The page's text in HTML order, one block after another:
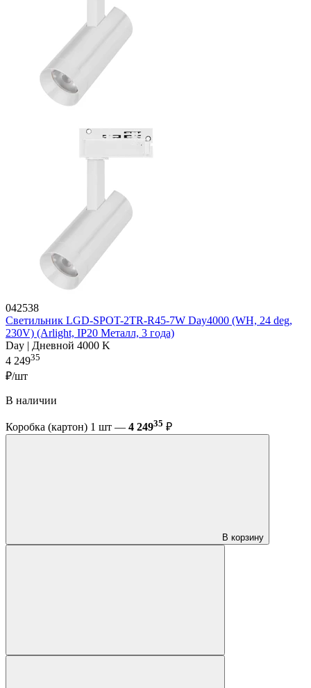
042538
Светильник LGD-SPOT-2TR-R45-7W Day4000 (WH, 24 deg,
230V) (Arlight, IP20 Металл, 3 года)
Day | Дневной 4000 K
4 24935
₽/шт
В наличии
Коробка (картон) 1 шт — 4 24935 ₽
В корзину